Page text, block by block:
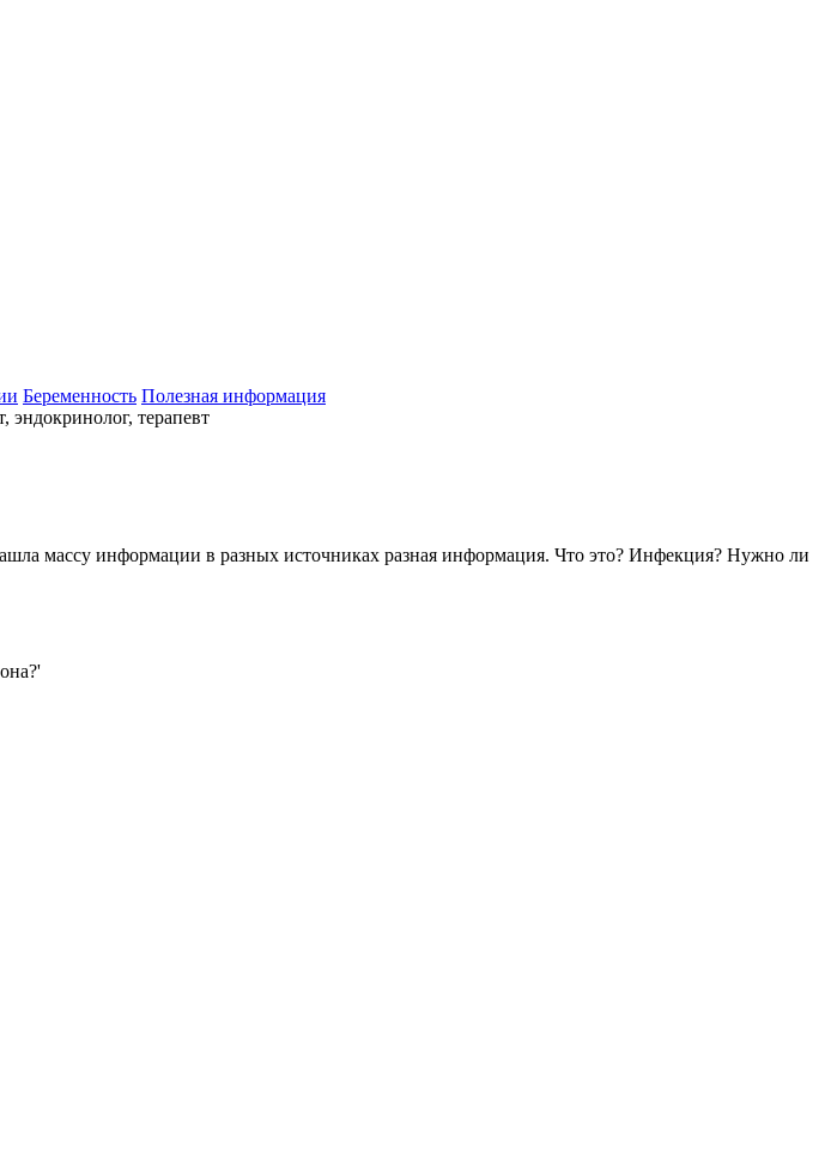
Беременность Полезная информация
терапевт
массу информации в разных источниках разная информация. Что это? Инфекция? Нужно ли